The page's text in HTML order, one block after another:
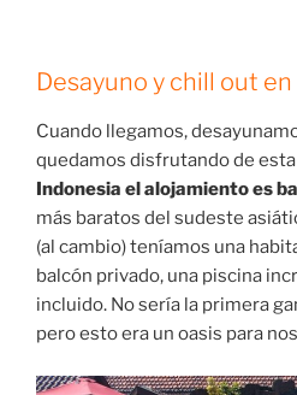
Desayuno y chill out
Cuando llegamos,
quedamos disfrutando de esta
Indonesia el alojamiento es
más baratos del sudeste
(al cambio) teníamos una
balcón privado, una piscina
incluido. No sería la primera
pero esto era un oasis para